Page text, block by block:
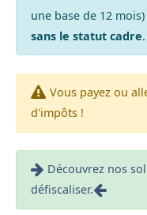
une base de 12
sans le statut cadre.
Vous payez ou
d'impôts !
Découvrez nos
défiscaliser.